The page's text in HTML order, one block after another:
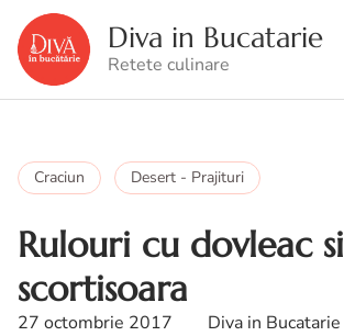
Diva in Bucatarie
Retete culinare
Craciun Desert - Prajituri
Rulouri cu dovleac si
scortisoara
27 octombrie 2017 Diva in Bucatarie